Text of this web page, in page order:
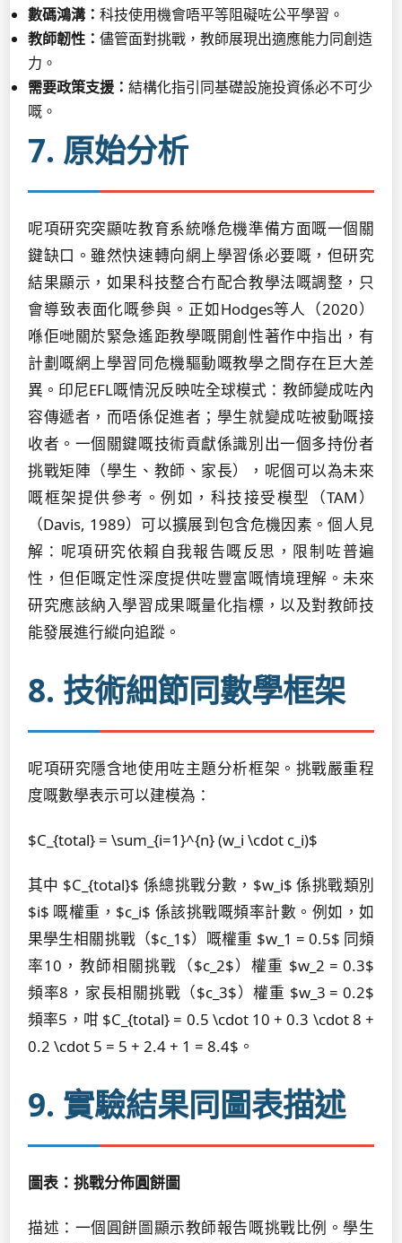
數碼鴻溝： 科技使用機會唔平等阻礙咗公平學習。
教師韌性： 儘管面對挑戰，教師展現出適應能力同創造
力。
需要政策支援： 結構化指引同基礎設施投資係必不可少
嘅。
7. 原始分析
呢項研究突顯咗教育系統喺危機準備方面嘅一個關
鍵缺口。雖然快速轉向網上學習係必要嘅，但研究
結果顯示，如果科技整合冇配合教學法嘅調整，只
會導致表面化嘅參與。正如Hodges等人（2020）
喺佢哋關於緊急遙距教學嘅開創性著作中指出，有
計劃嘅網上學習同危機驅動嘅教學之間存在巨大差
異。印尼EFL嘅情況反映咗全球模式：教師變成咗內
容傳遞者，而唔係促進者；學生就變成咗被動嘅接
收者。一個關鍵嘅技術貢獻係識別出一個多持份者
挑戰矩陣（學生、教師、家長），呢個可以為未來
嘅框架提供參考。例如，科技接受模型（TAM）
（Davis, 1989）可以擴展到包含危機因素。個人見
解：呢項研究依賴自我報告嘅反思，限制咗普遍
性，但佢嘅定性深度提供咗豐富嘅情境理解。未來
研究應該納入學習成果嘅量化指標，以及對教師技
能發展進行縱向追蹤。
8. 技術細節同數學框架
呢項研究隱含地使用咗主題分析框架。挑戰嚴重程
度嘅數學表示可以建模為：
$C_{total} = \sum_{i=1}^{n} (w_i \cdot c_i)$
其中 $C_{total}$ 係總挑戰分數，$w_i$ 係挑戰類別
$i$ 嘅權重，$c_i$ 係該挑戰嘅頻率計數。例如，如
果學生相關挑戰（$c_1$）嘅權重 $w_1 = 0.5$ 同頻
率10，教師相關挑戰（$c_2$）權重 $w_2 = 0.3$
頻率8，家長相關挑戰（$c_3$）權重 $w_3 = 0.2$
頻率5，咁 $C_{total} = 0.5 \cdot 10 + 0.3 \cdot 8 +
0.2 \cdot 5 = 5 + 2.4 + 1 = 8.4$。
9. 實驗結果同圖表描述
圖表：挑戰分佈圓餅圖
描述：一個圓餅圖顯示教師報告嘅挑戰比例。學生